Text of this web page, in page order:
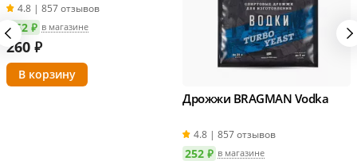
4.8 | 857 отзывов
252 ₽ в магазине
260 ₽
Дрожжи BRAGMAN Vodka
4.8 | 857 отзывов
252 ₽ в магазине